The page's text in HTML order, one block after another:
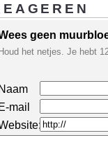
geen
Houd het netjes. Je hebt
Naam
E-mail